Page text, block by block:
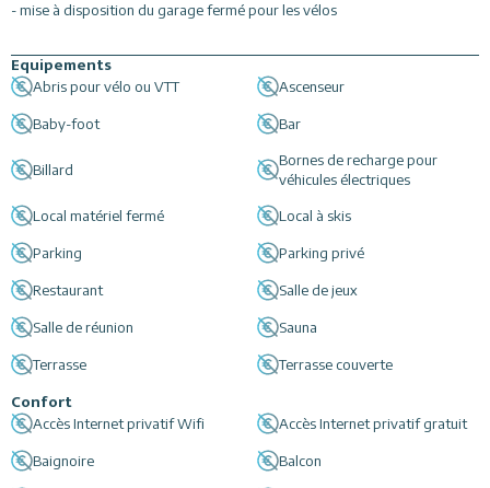
- mise à disposition du garage fermé pour les vélos
Equipements
Abris pour vélo ou VTT Ascenseur
Baby-foot Bar
Billard
Bornes de recharge pour
véhicules électriques
Local matériel fermé Local à skis
Parking Parking privé
Restaurant Salle de jeux
Salle de réunion Sauna
Terrasse Terrasse couverte
Confort
Accès Internet privatif Wifi Accès Internet privatif gratuit
Baignoire Balcon